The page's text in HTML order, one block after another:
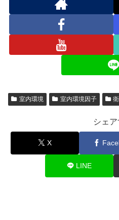
室内環境 室内環境因子
シェア
X
LINE